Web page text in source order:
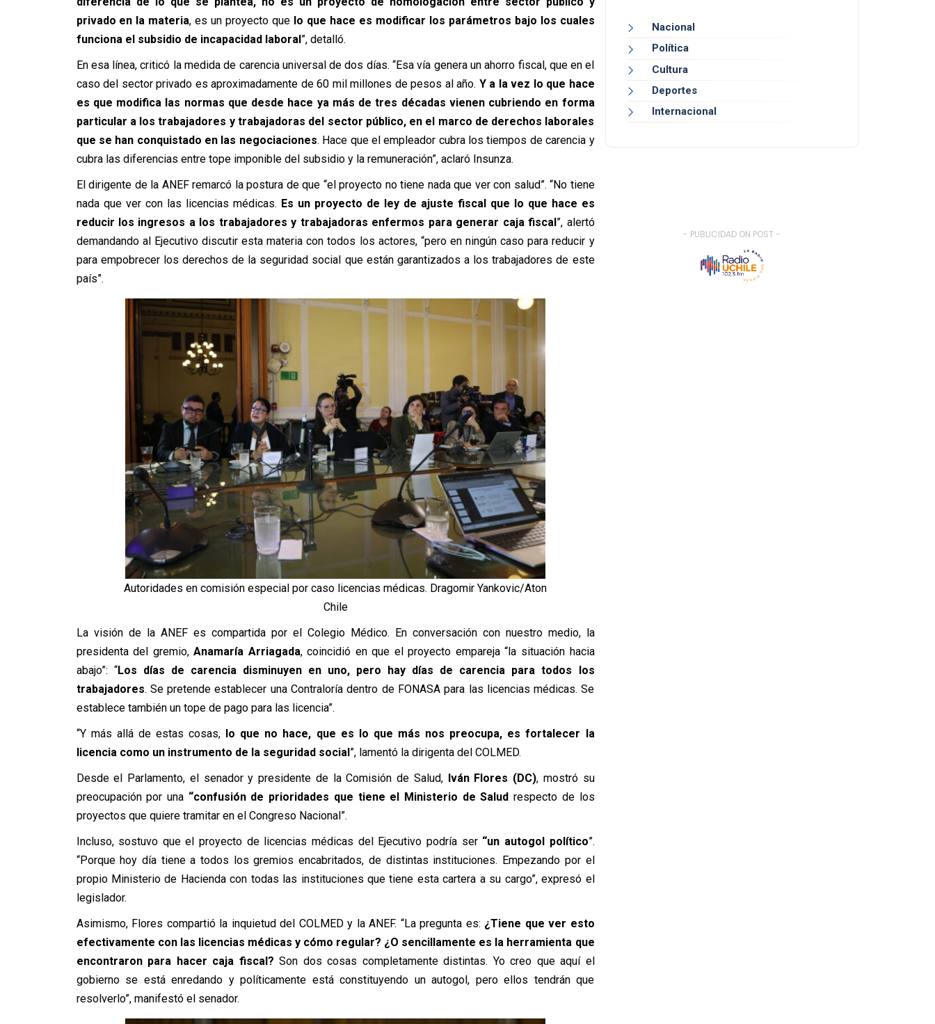
privado en la materia, es un proyecto que lo que hace es modificar los parámetros bajo los cuales
funciona el subsidio de incapacidad laboral”, detalló.
En esa línea, criticó la medida de carencia universal de dos días. “Esa vía genera un ahorro fiscal, que en el
caso del sector privado es aproximadamente de 60 mil millones de pesos al año. Y a la vez lo que hace
es que modifica las normas que desde hace ya más de tres décadas vienen cubriendo en forma
particular a los trabajadores y trabajadoras del sector público, en el marco de derechos laborales
que se han conquistado en las negociaciones. Hace que el empleador cubra los tiempos de carencia y
cubra las diferencias entre tope imponible del subsidio y la remuneración”, aclaró Insunza.
El dirigente de la ANEF remarcó la postura de que “el proyecto no tiene nada que ver con salud”. “No tiene
nada que ver con las licencias médicas. Es un proyecto de ley de ajuste fiscal que lo que hace es
reducir los ingresos a los trabajadores y trabajadoras enfermos para generar caja fiscal”, alertó
demandando al Ejecutivo discutir esta materia con todos los actores, “pero en ningún caso para reducir y
para empobrecer los derechos de la seguridad social que están garantizados a los trabajadores de este
país”.
Autoridades en comisión especial por caso licencias médicas. Dragomir Yankovic/Aton
Chile
La visión de la ANEF es compartida por el Colegio Médico. En conversación con nuestro medio, la
presidenta del gremio,Anamaría Arriagada, coincidió en que el proyecto empareja “la situación hacia
abajo”: “Los días de carencia disminuyen en uno, pero hay días de carencia para todos los
trabajadores. Se pretende establecer una Contraloría dentro de FONASA para las licencias médicas. Se
establece también un tope de pago para las licencia”.
“Y más allá de estas cosas, lo que no hace, que es lo que más nos preocupa, es fortalecer la
licencia como un instrumento de la seguridad social”, lamentó la dirigenta del COLMED.
Desde el Parlamento, el senador y presidente de la Comisión de Salud, Iván Flores (DC), mostró su
preocupación por una “confusión de prioridades que tiene el Ministerio de Salud respecto de los
proyectos que quiere tramitar en el Congreso Nacional”.
Incluso, sostuvo que el proyecto de licencias médicas del Ejecutivo podría ser “un autogol político”.
“Porque hoy día tiene a todos los gremios encabritados, de distintas instituciones. Empezando por el
propio Ministerio de Hacienda con todas las instituciones que tiene esta cartera a su cargo”, expresó el
legislador.
Asimismo, Flores compartió la inquietud del COLMED y la ANEF. “La pregunta es: ¿Tiene que ver esto
efectivamente con las licencias médicas y cómo regular? ¿O sencillamente es la herramienta que
encontraron para hacer caja fiscal? Son dos cosas completamente distintas. Yo creo que aquí el
gobierno se está enredando y políticamente está constituyendo un autogol, pero ellos tendrán que
resolverlo”, manifestó el senador.
Nacional
Política
Cultura
Deportes
Internacional
- PUBLICIDAD ON POST -